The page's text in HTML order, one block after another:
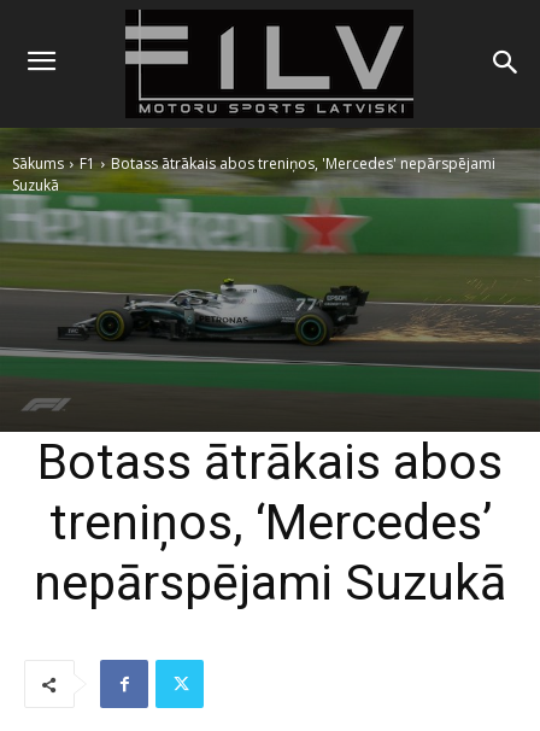
Sākums F1
Botass ātrākais abos treniņos, 'Mercedes' nepārspējami
Suzukā
Botass ātrākais abos
treniņos, ‘Mercedes’
nepārspējami Suzukā